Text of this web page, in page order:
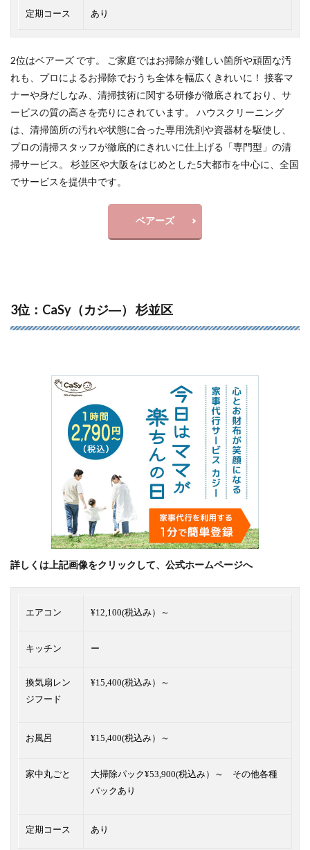
定期コース あり
2位はベアーズ です。 ご家庭ではお掃除が難しい箇所や頑固な汚
れも、プロによるお掃除でおうち全体を幅広くきれいに！ 接客マ
ナーや身だしなみ、清掃技術に関する研修が徹底されており、サ
ービスの質の高さを売りにされています。 ハウスクリーニング
は、清掃箇所の汚れや状態に合った専用洗剤や資器材を駆使し、
プロの清掃スタッフが徹底的にきれいに仕上げる「専門型」の清
掃サービス。 杉並区や大阪をはじめとした5大都市を中心に、全国
でサービスを提供中です。
ベアーズ
3位：CaSy（カジ―） 杉並区
詳しくは上記画像をクリックして、公式ホームページへ
エアコン ¥12,100(税込み）～
キッチン ー
換気扇レン
ジフード
¥15,400(税込み）～
お風呂 ¥15,400(税込み）～
家中丸ごと
大掃除パック¥53,900(税込み）～ その他各種
パックあり
定期コース あり